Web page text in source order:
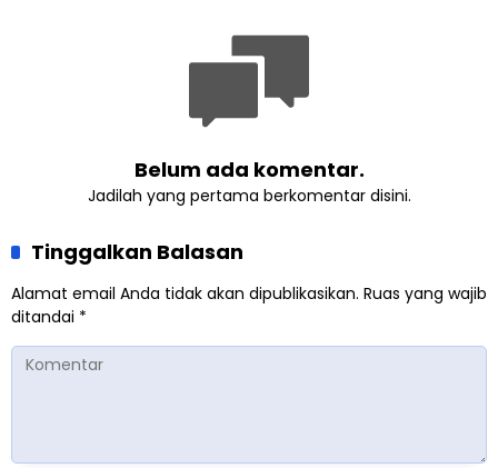
Belum ada komentar.
Jadilah yang pertama berkomentar disini.
Tinggalkan Balasan
Alamat email Anda tidak akan dipublikasikan. Ruas yang wajib
ditandai *